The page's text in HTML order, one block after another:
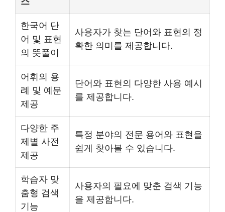
한국어 단
어 및 표현
의 뜻풀이
사용자가 찾는 단어와 표현의 정
확한 의미를 제공합니다.
어휘의 용
례 및 예문
제공
단어와 표현의 다양한 사용 예시
를 제공합니다.
다양한 주
제별 사전
제공
특정 분야의 전문 용어와 표현을
쉽게 찾아볼 수 있습니다.
학습자 맞
춤형 검색
기능
사용자의 필요에 맞춘 검색 기능
을 제공합니다.